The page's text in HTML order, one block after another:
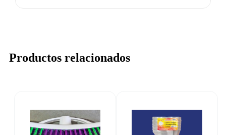
Productos relacionados